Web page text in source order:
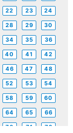
22 23 24
28 29 30
34 35 36
40 41 42
46 47 48
52 53 54
58 59 60
64 65 66
70 71 72